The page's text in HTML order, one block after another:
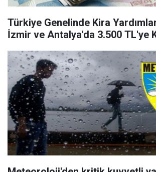
Türkiye Genelinde Kira
İzmir ve Antalya'da 3.500 TL'ye